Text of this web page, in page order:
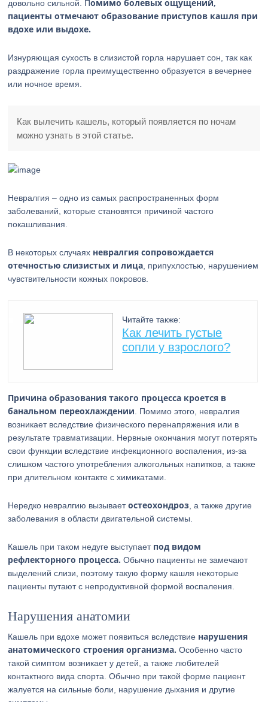
довольно сильной. Помимо болевых ощущений,
пациенты отмечают образование приступов кашля при
вдохе или выдохе.
Изнуряющая сухость в слизистой горла нарушает сон, так как
раздражение горла преимущественно образуется в вечернее
или ночное время.
Как вылечить кашель, который появляется по ночам
можно узнать в этой статье.
Невралгия – одно из самых распространенных форм
заболеваний, которые становятся причиной частого
покашливания.
В некоторых случаях невралгия сопровождается
отечностью слизистых и лица , припухлостью, нарушением
чувствительности кожных покровов.
Читайте также:
Как лечить густые
сопли у взрослого?
Причина образования такого процесса кроется в
банальном переохлаждении . Помимо этого, невралгия
возникает вследствие физического перенапряжения или в
результате травматизации. Нервные окончания могут потерять
свои функции вследствие инфекционного воспаления, из-за
слишком частого употребления алкогольных напитков, а также
при длительном контакте с химикатами.
Нередко невралгию вызываетостеохондроз , а также другие
заболевания в области двигательной системы.
Кашель при таком недуге выступает под видом
рефлекторного процесса. Обычно пациенты не замечают
выделений слизи, поэтому такую форму кашля некоторые
пациенты путают с непродуктивной формой воспаления.
Нарушения анатомии
Кашель при вдохе может появиться вследствие нарушения
анатомического строения организма. Особенно часто
такой симптом возникает у детей, а также любителей
контактного вида спорта. Обычно при такой форме пациент
жалуется на сильные боли, нарушение дыхания и другие